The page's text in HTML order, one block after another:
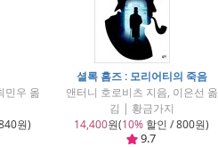
민우 옮
원)
셜록 홈즈 : 모리어티의 죽음
앤터니 호로비츠 지음, 이은선 옮
김 | 황금가지
14,400원(10% 할인 / 800원)
9.7